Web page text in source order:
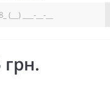
грн.